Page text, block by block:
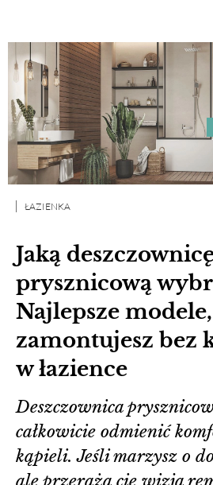
Jaką
prysznicową
Najlepsze
zamontujesz bez
w łazience
ŁAZIENKA
Deszczownica
całkowicie odmienić
kąpieli. Jeśli marzysz o
ale przeraża cię wizja